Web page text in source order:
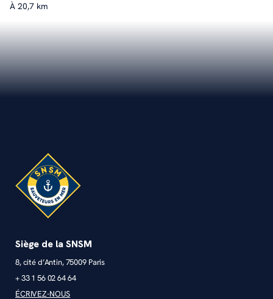
À 20,7 km
Siège de la SNSM
8, cité d’Antin, 75009 Paris
+ 33 1 56 02 64 64
ÉCRIVEZ-NOUS